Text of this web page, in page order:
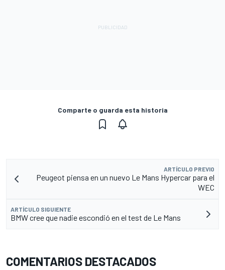
Comparte o guarda esta historia
ARTÍCULO PREVIO
Peugeot piensa en un nuevo Le Mans Hypercar para el
WEC
ARTÍCULO SIGUIENTE
BMW cree que nadie escondió en el test de Le Mans
COMENTARIOS DESTACADOS